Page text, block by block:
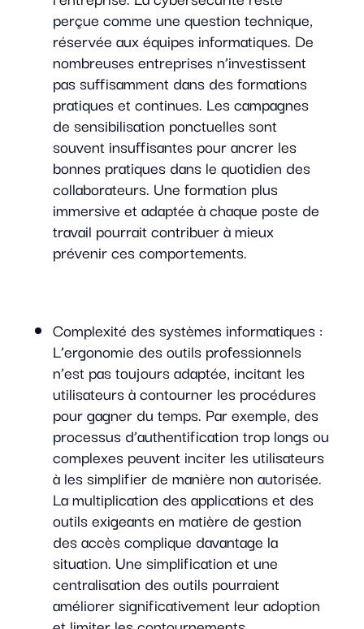
perçue comme une question technique,
réservée aux équipes informatiques. De
nombreuses entreprises n’investissent
pas suffisamment dans des formations
pratiques et continues. Les campagnes
de sensibilisation ponctuelles sont
souvent insuffisantes pour ancrer les
bonnes pratiques dans le quotidien des
collaborateurs. Une formation plus
immersive et adaptée à chaque poste de
travail pourrait contribuer à mieux
prévenir ces comportements.
Complexité des systèmes informatiques :
L’ergonomie des outils professionnels
n’est pas toujours adaptée, incitant les
utilisateurs à contourner les procédures
pour gagner du temps. Par exemple, des
processus d’authentification trop longs ou
complexes peuvent inciter les utilisateurs
à les simplifier de manière non autorisée.
La multiplication des applications et des
outils exigeants en matière de gestion
des accès complique davantage la
situation. Une simplification et une
centralisation des outils pourraient
améliorer significativement leur adoption